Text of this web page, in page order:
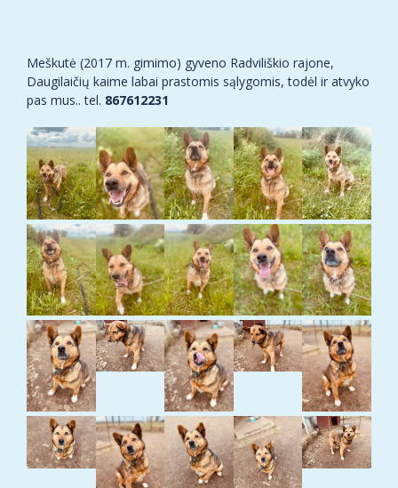
Meškutė (2017 m. gimimo) gyveno Radviliškio rajone,
Daugilaičių kaime labai prastomis sąlygomis, todėl ir atvyko
pas mus.. tel. 867612231